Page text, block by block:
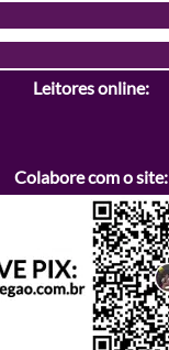
Leitores online:
Colabore com o site: